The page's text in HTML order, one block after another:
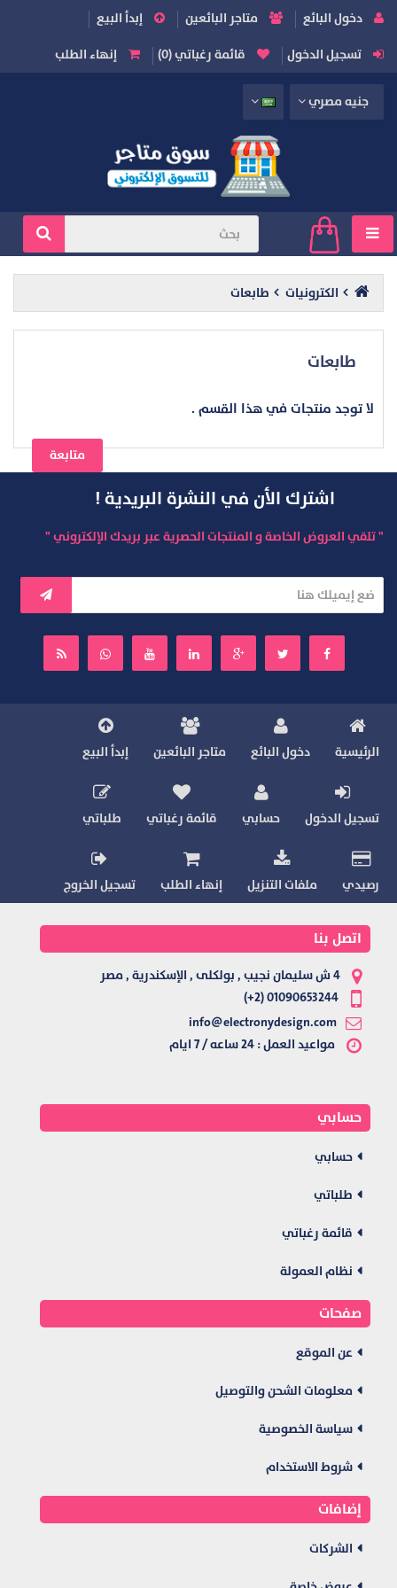
دخول البائع متاجر البائعين
إبدأ البيع
تسجيل الدخول
قائمة رغباتي (0) إنهاء الطلب
جنيه مصري
الكترونيات طابعات
طابعات
لا توجد منتجات في هذا القسم .
متابعة
اشترك الأن في النشرة البريدية !
" تلقي العروض الخاصة و المنتجات الحصرية عبر بريدك الإلكتروني "
الرئيسية دخول البائع متاجر البائعين إبدأ البيع
تسجيل الدخول حسابي قائمة رغباتي طلباتي
رصيدي ملفات التنزيل إنهاء الطلب تسجيل الخروج
اتصل بنا
info@electronydesign.com
مواعيد العمل : 24 ساعه / 7 ايام
حسابي
حسابي
طلباتي
قائمة رغباتي
نظام العمولة
صفحات
عن الموقع
معلومات الشحن والتوصيل
سياسة الخصوصية
شروط الاستخدام
إضافات
الشركات